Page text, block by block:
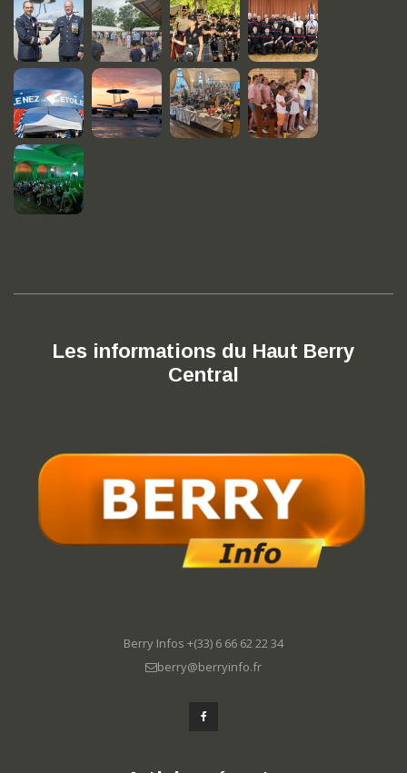
Les informations du Haut Berry
Central
Berry Infos +(33) 6 66 62 22 34
berry@berryinfo.fr